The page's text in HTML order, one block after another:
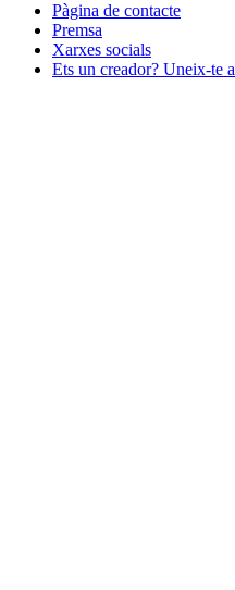
Pàgina de contacte
Premsa
Xarxes socials
Ets un creador? Uneix-te